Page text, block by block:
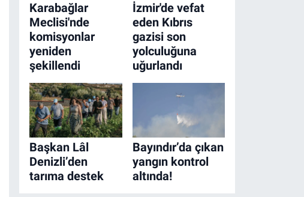
Karabağlar
Meclisi'nde
komisyonlar
yeniden
şekillendi
İzmir'de vefat
eden Kıbrıs
gazisi son
yolculuğuna
uğurlandı
Başkan Lâl
Denizli’den
tarıma destek
Bayındır’da çıkan
yangın kontrol
altında!